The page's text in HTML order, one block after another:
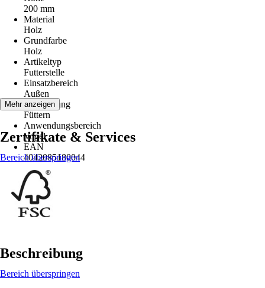
200 mm
Material
Holz
Grundfarbe
Holz
Artikeltyp
Futterstelle
Einsatzbereich
Außen
Anwendung
Füttern
Anwendungsbereich
Vogel
EAN
4042085180044
Mehr anzeigen
Zertifikate & Services
Bereich überspringen
Beschreibung
Bereich überspringen